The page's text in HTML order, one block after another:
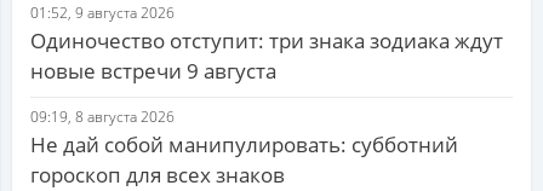
01:52, 9 августа 2026
Одиночество отступит: три знака зодиака ждут
новые встречи 9 августа
09:19, 8 августа 2026
Не дай собой манипулировать: субботний
гороскоп для всех знаков